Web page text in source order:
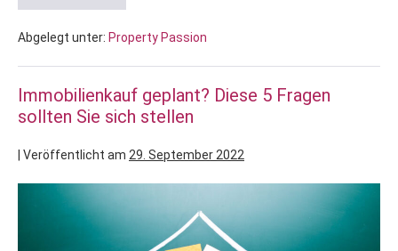
Abgelegt unter: Property Passion
Immobilienkauf geplant? Diese 5 Fragen
sollten Sie sich stellen
Veröffentlicht am 29. September 2022